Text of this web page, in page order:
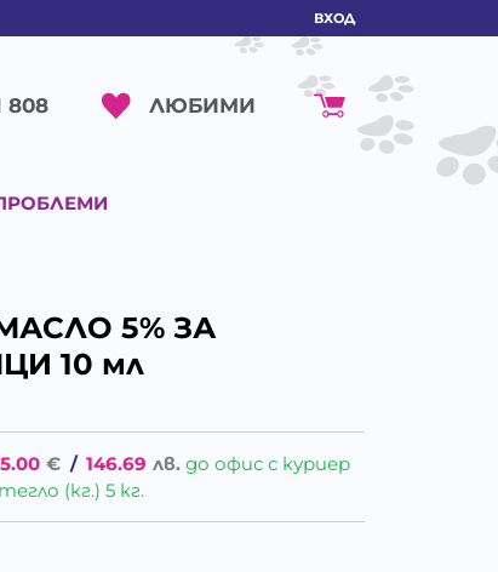
ВХОД
808 ЛЮБИМИ
5% ЗА
10 мл
€ / 146.69 лв. до офис с куриер
(кг.) 5 кг.